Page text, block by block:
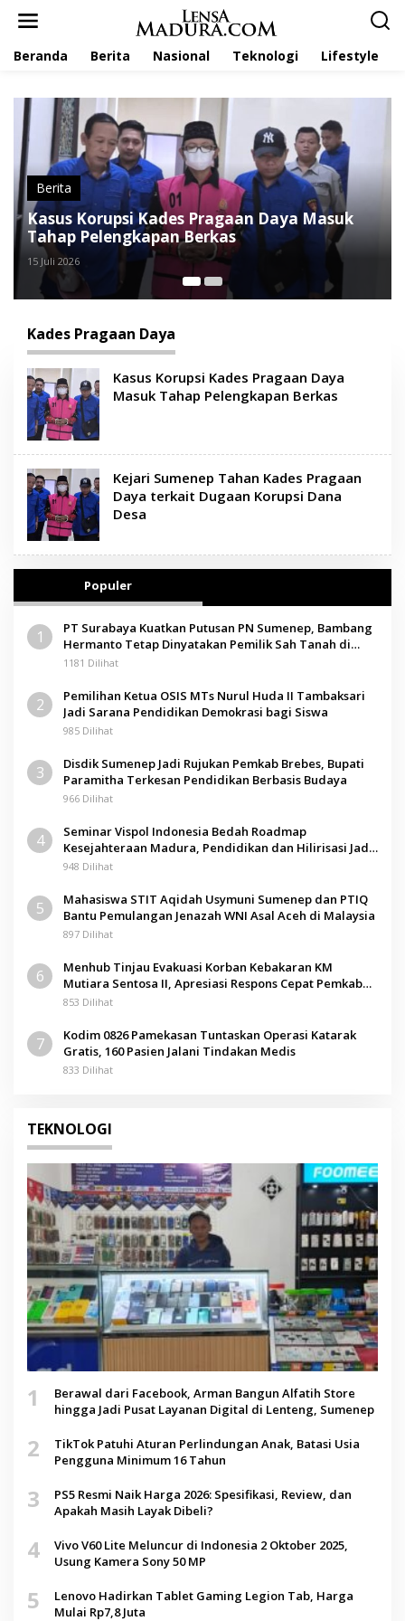
Beranda Berita Nasional Teknologi Lifestyle
Berita
Kasus Korupsi Kades Pragaan Daya Masuk
Tahap Pelengkapan Berkas
15 Juli 2026
Kades Pragaan Daya
Kasus Korupsi Kades Pragaan Daya
Masuk Tahap Pelengkapan Berkas
Kejari Sumenep Tahan Kades Pragaan
Daya terkait Dugaan Korupsi Dana
Desa
Populer
1
PT Surabaya Kuatkan Putusan PN Sumenep, Bambang
Hermanto Tetap Dinyatakan Pemilik Sah Tanah di
Pamolokan
1181 Dilihat
2
Pemilihan Ketua OSIS MTs Nurul Huda II Tambaksari
Jadi Sarana Pendidikan Demokrasi bagi Siswa
985 Dilihat
3
Disdik Sumenep Jadi Rujukan Pemkab Brebes, Bupati
Paramitha Terkesan Pendidikan Berbasis Budaya
966 Dilihat
4
Seminar Vispol Indonesia Bedah Roadmap
Kesejahteraan Madura, Pendidikan dan Hilirisasi Jadi
Kunci
948 Dilihat
5
Mahasiswa STIT Aqidah Usymuni Sumenep dan PTIQ
Bantu Pemulangan Jenazah WNI Asal Aceh di Malaysia
897 Dilihat
6
Menhub Tinjau Evakuasi Korban Kebakaran KM
Mutiara Sentosa II, Apresiasi Respons Cepat Pemkab
Sumenep
853 Dilihat
7
Kodim 0826 Pamekasan Tuntaskan Operasi Katarak
Gratis, 160 Pasien Jalani Tindakan Medis
833 Dilihat
TEKNOLOGI
1
Berawal dari Facebook, Arman Bangun Alfatih Store
hingga Jadi Pusat Layanan Digital di Lenteng, Sumenep
2
TikTok Patuhi Aturan Perlindungan Anak, Batasi Usia
Pengguna Minimum 16 Tahun
3
PS5 Resmi Naik Harga 2026: Spesifikasi, Review, dan
Apakah Masih Layak Dibeli?
4
Vivo V60 Lite Meluncur di Indonesia 2 Oktober 2025,
Usung Kamera Sony 50 MP
5
Lenovo Hadirkan Tablet Gaming Legion Tab, Harga
Mulai Rp7,8 Juta